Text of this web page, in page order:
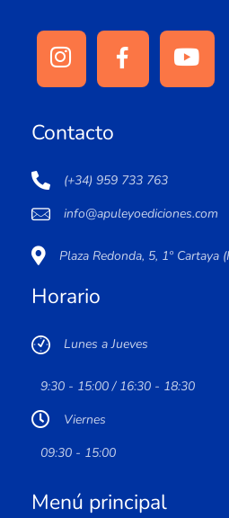
Contacto
(+34) 959 733 763
info@apuleyoediciones.com
Plaza Redonda, 5, 1º Cartaya
Horario
Lunes a Jueves
9:30 - 15:00 / 16:30 - 18:30
Viernes
09:30 - 15:00
Menú principal